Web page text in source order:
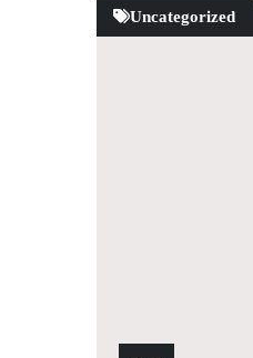
Uncategorized